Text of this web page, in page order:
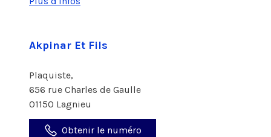
Akpinar Et Fils
Plaquiste,
656 rue Charles de Gaulle
01150 Lagnieu
Obtenir le numéro